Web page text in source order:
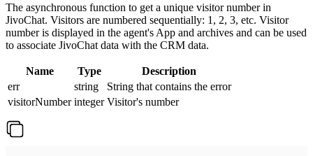
The asynchronous function to get a unique visitor number in
JivoChat. Visitors are numbered sequentially: 1, 2, 3, etc. Visitor
number is displayed in the agent's App and archives and can be used
to associate JivoChat data with the CRM data.
Name Type
Description
err
string
String that contains the error
visitorNumber integer Visitor's number